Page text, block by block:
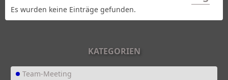
Es wurden keine Einträge gefunden.
KATEGORIEN
Team-Meeting